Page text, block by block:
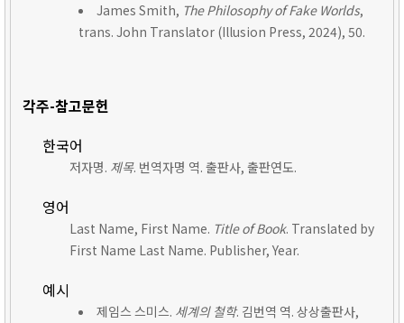
James Smith, The Philosophy of Fake Worlds,
trans. John Translator (Illusion Press, 2024), 50.
각주-참고문헌
한국어
저자명. 제목. 번역자명 역. 출판사, 출판연도.
영어
Last Name, First Name. Title of Book. Translated by
First Name Last Name. Publisher, Year.
예시
제임스 스미스. 세계의 철학. 김번역 역. 상상출판사,